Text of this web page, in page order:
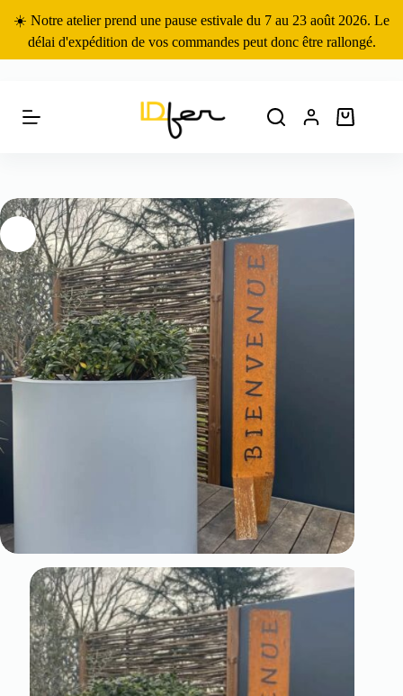
contenu
☀️ Notre atelier prend une pause estivale du 7 au 23 août 2026. Le
délai d'expédition de vos commandes peut donc être rallongé.
Panier
d’achat